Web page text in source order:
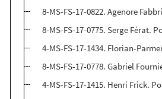
8-MS-FS-17-0822. Agenore
8-MS-FS-17-0775. Serge Férat.
4-MS-FS-17-1434. Florian-
8-MS-FS-17-0778. Gabriel
4-MS-FS-17-1415. Henri Frick.